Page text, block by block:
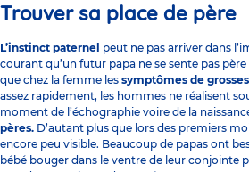
Trouver sa place de père
L’instinct paternel peut ne pas arriver dans
courant qu’un futur papa ne se sente pas
que chez la femme les symptômes de
assez rapidement, les hommes ne réalisent
moment de l’échographie voire de la
pères. D’autant plus que lors des premiers
encore peu visible. Beaucoup de papas ont
bébé bouger dans le ventre de leur conjointe